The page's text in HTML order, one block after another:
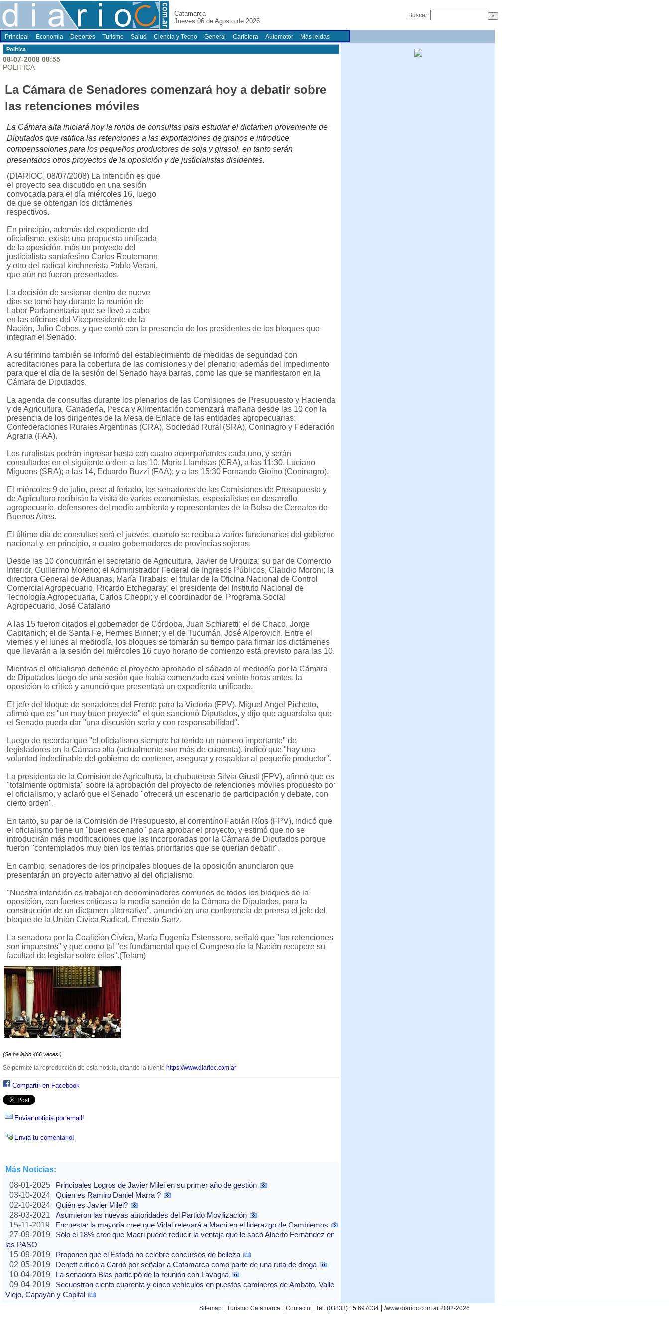
Catamarca
Jueves 06 de Agosto de 2026
Buscar:
Principal Economia Deportes Turismo Salud Ciencia y Tecno General Cartelera Automotor Más leidas
Polí­tica
08-07-2008 08:55
POLITICA
La Cámara de Senadores comenzará hoy a debatir sobre
las retenciones móviles
La Cámara alta iniciará hoy la ronda de consultas para estudiar el dictamen proveniente de
Diputados que ratifica las retenciones a las exportaciones de granos e introduce
compensaciones para los pequeños productores de soja y girasol, en tanto serán
presentados otros proyectos de la oposición y de justicialistas disidentes.
(DIARIOC, 08/07/2008) La intención es que
el proyecto sea discutido en una sesión
convocada para el día miércoles 16, luego
de que se obtengan los dictámenes
respectivos.
En principio, además del expediente del
oficialismo, existe una propuesta unificada
de la oposición, más un proyecto del
justicialista santafesino Carlos Reutemann
y otro del radical kirchnerista Pablo Verani,
que aún no fueron presentados.
La decisión de sesionar dentro de nueve
días se tomó hoy durante la reunión de
Labor Parlamentaria que se llevó a cabo
en las oficinas del Vicepresidente de la
Nación, Julio Cobos, y que contó con la presencia de los presidentes de los bloques que
integran el Senado.
A su término también se informó del establecimiento de medidas de seguridad con
acreditaciones para la cobertura de las comisiones y del plenario; además del impedimento
para que el día de la sesión del Senado haya barras, como las que se manifestaron en la
Cámara de Diputados.
La agenda de consultas durante los plenarios de las Comisiones de Presupuesto y Hacienda
y de Agricultura, Ganadería, Pesca y Alimentación comenzará mañana desde las 10 con la
presencia de los dirigentes de la Mesa de Enlace de las entidades agropecuarias:
Confederaciones Rurales Argentinas (CRA), Sociedad Rural (SRA), Coninagro y Federación
Agraria (FAA).
Los ruralistas podrán ingresar hasta con cuatro acompañantes cada uno, y serán
consultados en el siguiente orden: a las 10, Mario Llambías (CRA), a las 11:30, Luciano
Miguens (SRA); a las 14, Eduardo Buzzi (FAA); y a las 15:30 Fernando Gioino (Coninagro).
El miércoles 9 de julio, pese al feriado, los senadores de las Comisiones de Presupuesto y
de Agricultura recibirán la visita de varios economistas, especialistas en desarrollo
agropecuario, defensores del medio ambiente y representantes de la Bolsa de Cereales de
Buenos Aires.
El último día de consultas será el jueves, cuando se reciba a varios funcionarios del gobierno
nacional y, en principio, a cuatro gobernadores de provincias sojeras.
Desde las 10 concurrirán el secretario de Agricultura, Javier de Urquiza; su par de Comercio
Interior, Guillermo Moreno; el Administrador Federal de Ingresos Públicos, Claudio Moroni; la
directora General de Aduanas, María Tirabais; el titular de la Oficina Nacional de Control
Comercial Agropecuario, Ricardo Etchegaray; el presidente del Instituto Nacional de
Tecnología Agropecuaria, Carlos Cheppi; y el coordinador del Programa Social
Agropecuario, José Catalano.
A las 15 fueron citados el gobernador de Córdoba, Juan Schiaretti; el de Chaco, Jorge
Capitanich; el de Santa Fe, Hermes Binner; y el de Tucumán, José Alperovich. Entre el
viernes y el lunes al mediodía, los bloques se tomarán su tiempo para firmar los dictámenes
que llevarán a la sesión del miércoles 16 cuyo horario de comienzo está previsto para las 10.
Mientras el oficialismo defiende el proyecto aprobado el sábado al mediodía por la Cámara
de Diputados luego de una sesión que había comenzado casi veinte horas antes, la
oposición lo criticó y anunció que presentará un expediente unificado.
El jefe del bloque de senadores del Frente para la Victoria (FPV), Miguel Angel Pichetto,
afirmó que es "un muy buen proyecto" el que sancionó Diputados, y dijo que aguardaba que
el Senado pueda dar "una discusión seria y con responsabilidad".
Luego de recordar que "el oficialismo siempre ha tenido un número importante" de
legisladores en la Cámara alta (actualmente son más de cuarenta), indicó que "hay una
voluntad indeclinable del gobierno de contener, asegurar y respaldar al pequeño productor".
La presidenta de la Comisión de Agricultura, la chubutense Silvia Giusti (FPV), afirmó que es
"totalmente optimista" sobre la aprobación del proyecto de retenciones móviles propuesto por
el oficialismo, y aclaró que el Senado "ofrecerá un escenario de participación y debate, con
cierto orden".
En tanto, su par de la Comisión de Presupuesto, el correntino Fabián Ríos (FPV), indicó que
el oficialismo tiene un "buen escenario" para aprobar el proyecto, y estimó que no se
introducirán más modificaciones que las incorporadas por la Cámara de Diputados porque
fueron "contemplados muy bien los temas prioritarios que se querían debatir".
En cambio, senadores de los principales bloques de la oposición anunciaron que
presentarán un proyecto alternativo al del oficialismo.
"Nuestra intención es trabajar en denominadores comunes de todos los bloques de la
oposición, con fuertes críticas a la media sanción de la Cámara de Diputados, para la
construcción de un dictamen alternativo", anunció en una conferencia de prensa el jefe del
bloque de la Unión Cívica Radical, Ernesto Sanz.
La senadora por la Coalición Cívica, María Eugenia Estenssoro, señaló que "las retenciones
son impuestos" y que como tal "es fundamental que el Congreso de la Nación recupere su
facultad de legislar sobre ellos".(Telam)
(Se ha leido 466 veces.)
Se permite la reproducción de esta noticia, citando la fuente https://www.diarioc.com.ar
Compartir en Facebook
Enviar noticia por email!
Enviá tu comentario!
Más Noticias:
08-01-2025
Principales Logros de Javier Milei en su primer año de gestión
03-10-2024
Quien es Ramiro Daniel Marra ?
02-10-2024
Quién es Javier Milei?
28-03-2021
Asumieron las nuevas autoridades del Partido Movilización
15-11-2019
Encuesta: la mayoría cree que Vidal relevará a Macri en el liderazgo de Cambiemos
27-09-2019
Sólo el 18% cree que Macri puede reducir la ventaja que le sacó Alberto Fernández en
las PASO
15-09-2019
Proponen que el Estado no celebre concursos de belleza
02-05-2019
Denett criticó a Carrió por señalar a Catamarca como parte de una ruta de droga
10-04-2019
La senadora Blas participó de la reunión con Lavagna
09-04-2019
Secuestran ciento cuarenta y cinco vehículos en puestos camineros de Ambato, Valle
Viejo, Capayán y Capital
Sitemap | Turismo Catamarca | Contacto | Tel. (03833) 15 697034 | /www.diarioc.com.ar 2002-2026